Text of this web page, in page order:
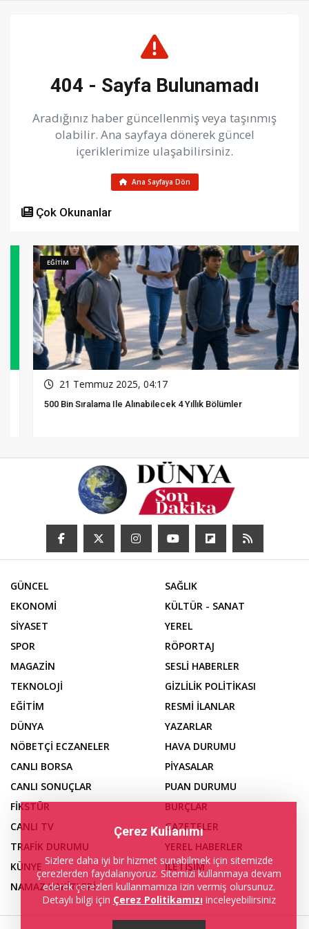
404 - Sayfa Bulunamadı
Aradığınız haber güncellenmiş veya taşınmış
olabilir. Ana sayfaya dönerek güncel
içeriklerimize ulaşabilirsiniz.
Ana Sayfaya Dön
Çok Okunanlar
EĞİTİM
21 Temmuz 2025, 04:17
500 Bin Sıralama Ile Alınabilecek 4 Yıllık Bölümler
GÜNCEL
EKONOMİ
SİYASET
SPOR
MAGAZİN
TEKNOLOJİ
EĞİTİM
DÜNYA
SAĞLIK
KÜLTÜR - SANAT
YEREL
RÖPORTAJ
SESLİ HABERLER
GİZLİLİK POLİTİKASI
RESMİ İLANLAR
YAZARLAR
NÖBETÇİ ECZANELER
CANLI BORSA
CANLI SONUÇLAR
FİKSTÜR
CANLI TV
TRAFİK DURUMU
KÜNYE
NAMAZ VAKİTLERİ
HAVA DURUMU
PİYASALAR
PUAN DURUMU
BURÇLAR
GAZETELER
YEREL HABERLER
İLETİŞİM
Çerez Kullanımı
Sizlere daha iyi bir hizmet sunabilmek için sitemizde
çerezlerden faydalanıyoruz. Sitemizi kullanmaya devam
ederek çerezleri kullanmamıza izin vermiş olursunuz.
Detaylı bilgi için Çerez Politikamızıinceleyebilirsiniz